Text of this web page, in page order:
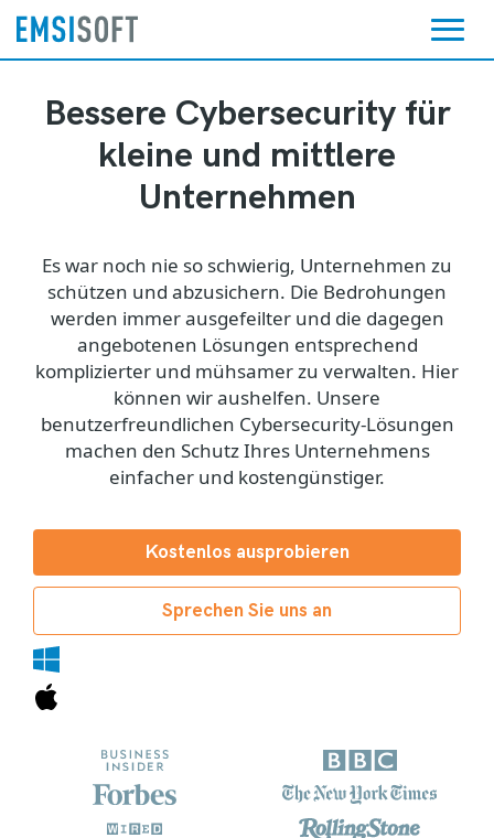
Bessere Cybersecurity für
kleine und mittlere
Unternehmen
Es war noch nie so schwierig, Unternehmen zu
schützen und abzusichern. Die Bedrohungen
werden immer ausgefeilter und die dagegen
angebotenen Lösungen entsprechend
komplizierter und mühsamer zu verwalten. Hier
können wir aushelfen. Unsere
benutzerfreundlichen Cybersecurity-Lösungen
machen den Schutz Ihres Unternehmens
einfacher und kostengünstiger.
Kostenlos ausprobieren
Sprechen Sie uns an